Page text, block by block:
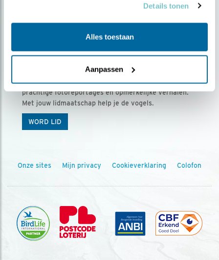
Details tonen
Alles toestaan
Aanpassen
Ontvang 5 x Vogels voor € 36,00 per jaar
Vogels is het tijdschrift voor onze leden, met
prachtige fotoreportages en opmerkelijke verhalen.
Met jouw lidmaatschap help je de vogels.
WORD LID
Onze sites Mijn privacy Cookieverklaring Colofon